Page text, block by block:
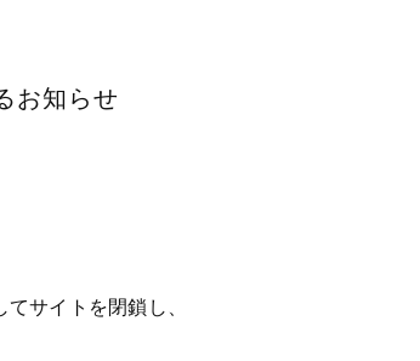
お知らせ
サイトを閉鎖し、